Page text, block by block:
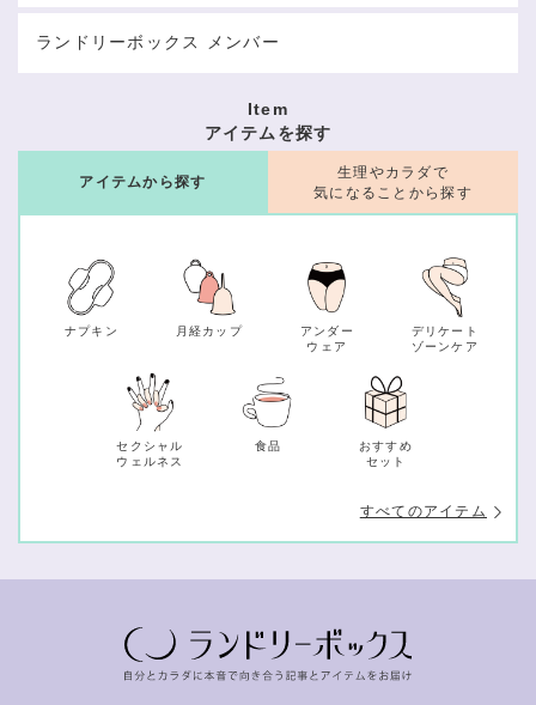
ランドリーボックス メンバー
Item
アイテムを探す
アイテムから探す
ナプキン 月経カップ
アンダー
ウェア
デリケート
ゾーンケア
セクシャル
ウェルネス
食品
おすすめ
セット
すべてのアイテム
生理やカラダで
気になることから探す